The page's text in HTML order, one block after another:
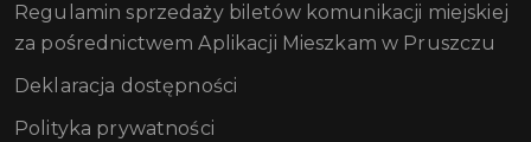
Regulamin sprzedaży biletów komunikacji miejskiej
za pośrednictwem Aplikacji Mieszkam w Pruszczu
Deklaracja dostępności
Polityka prywatności